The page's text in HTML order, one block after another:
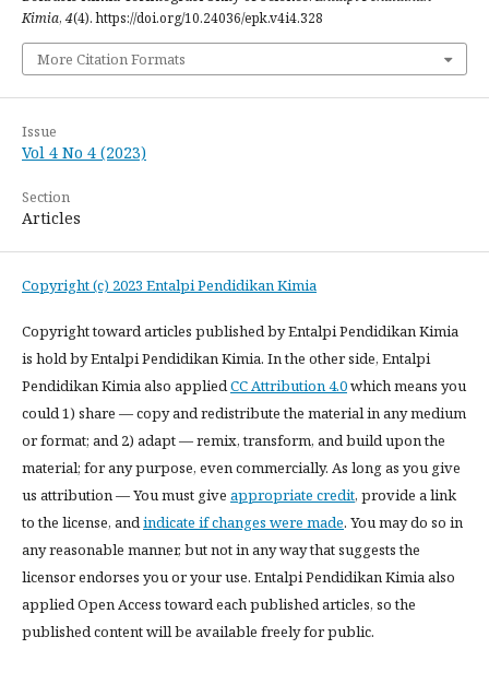
Kimia, 4(4). https://doi.org/10.24036/epk.v4i4.328
More Citation Formats
Issue
Vol 4 No 4 (2023)
Section
Articles
Copyright (c) 2023 Entalpi Pendidikan Kimia
Copyright toward articles published by Entalpi Pendidikan Kimia
is hold by Entalpi Pendidikan Kimia. In the other side, Entalpi
Pendidikan Kimia also appliedCC Attribution 4.0which means you
could 1) share — copy and redistribute the material in any medium
or format; and 2) adapt — remix, transform, and build upon the
material; for any purpose, even commercially. As long as you give
us attribution — You must give appropriate credit, provide a link
to the license, andindicate if changes were made. You may do so in
any reasonable manner, but not in any way that suggests the
licensor endorses you or your use. Entalpi Pendidikan Kimia also
applied Open Access toward each published articles, so the
published content will be available freely for public.